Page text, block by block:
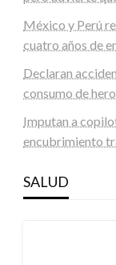
México y Perú
cuatro años de
Declaran
consumo de
Imputan a
encubrimiento
SALUD